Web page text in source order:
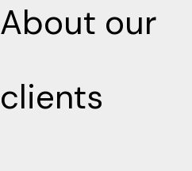
About our
clients